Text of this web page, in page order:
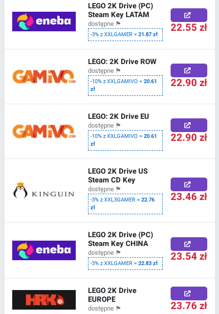
LEGO 2K Drive (PC)
Steam Key LATAM
dostępne 🏴
-3% z XXLGAMER =21.87 zł 22.55 zł
LEGO: 2K Drive ROW
dostępne 🏴
-10% z XXLGAMIVO =20.61
zł
22.90 zł
LEGO: 2K Drive EU
dostępne 🏴
-10% z XXLGAMIVO =20.61
zł
22.90 zł
LEGO 2K Drive US
Steam CD Key
dostępne 🏴
-3% z XXL3GAMER =22.76
zł
23.46 zł
LEGO 2K Drive (PC)
Steam Key CHINA
dostępne 🏴
-3% z XXLGAMER =22.83 zł 23.54 zł
LEGO 2K Drive
EUROPE
dostępne 🏴 23.76 zł